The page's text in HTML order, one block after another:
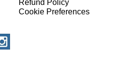
Refund Policy
Cookie Preferences